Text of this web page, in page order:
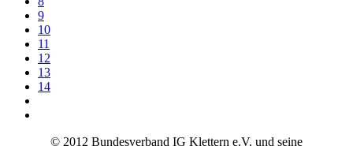
9
10
11
12
13
14
© 2012 Bundesverband IG Klettern e.V. und seine